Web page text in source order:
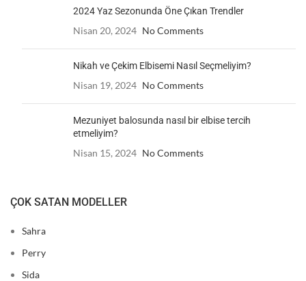
2024 Yaz Sezonunda Öne Çıkan Trendler
Nisan 20, 2024 No Comments
Nikah ve Çekim Elbisemi Nasıl Seçmeliyim?
Nisan 19, 2024 No Comments
Mezuniyet balosunda nasıl bir elbise tercih
etmeliyim?
Nisan 15, 2024 No Comments
ÇOK SATAN MODELLER
Sahra
Perry
Sida